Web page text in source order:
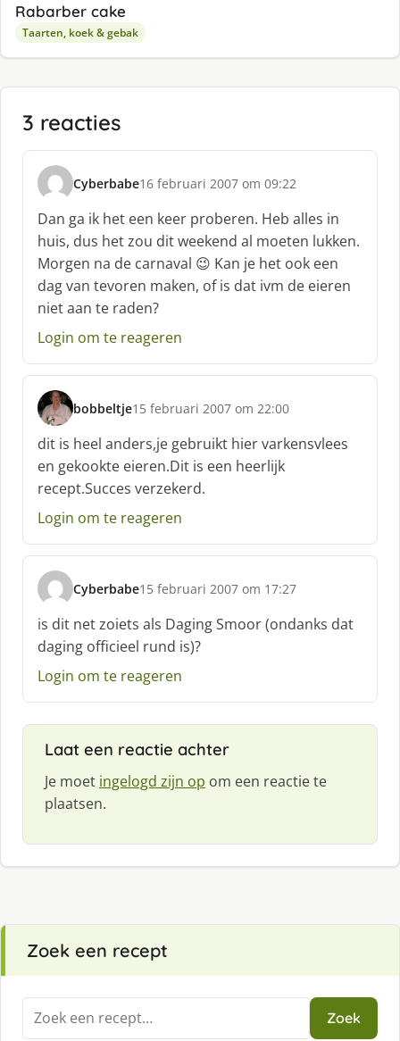
Rabarber cake
Taarten, koek & gebak
3 reacties
Cyberbabe
s
c
h
r
e
e
f
16 februari 2007 om 09:22
Dan ga ik het een keer proberen. Heb alles in
huis, dus het zou dit weekend al moeten lukken.
Morgen na de carnaval 😉 Kan je het ook een
dag van tevoren maken, of is dat ivm de eieren
niet aan te raden?
Login om te reageren
bobbeltje
s
h
r
e
e
:
15 februari 2007 om 22:00
dit is heel anders,je gebruikt hier varkensvlees
en gekookte eieren.Dit is een heerlijk
recept.Succes verzekerd.
Login om te reageren
Cyberbabe
s
c
h
r
e
:
15 februari 2007 om 17:27
is dit net zoiets als Daging Smoor (ondanks dat
daging officieel rund is)?
Login om te reageren
Laat een reactie achter
Je moet ingelogd zijn op om een reactie te
plaatsen.
Zoek een recept
Zoeken
naar:
Zoek